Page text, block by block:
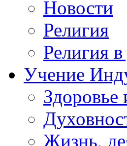
Новости
Религия
Религия
Учение
Здоровье
Жизнь,